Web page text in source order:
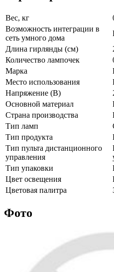
Вес, кг
Возможность интеграции в
сеть умного дома
Длина гирлянды (см)
Количество лампочек
Марка
Место использования
Напряжение (В)
Основной материал
Страна производства
Тип ламп
Тип продукта
Тип пульта дистанционного
управления
Тип упаковки
Цвет освещения
Цветовая палитра
Фото